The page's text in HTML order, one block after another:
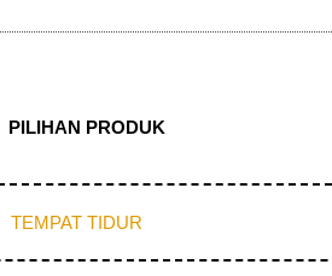
PILIHAN PRODUK
TEMPAT TIDUR